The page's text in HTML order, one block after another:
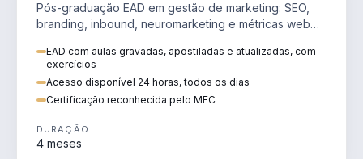
Pós-graduação EAD em gestão de marketing: SEO,
branding, inbound, neuromarketing e métricas web
EAD com aulas gravadas, apostiladas e atualizadas, com
exercícios
Acesso disponível 24 horas, todos os dias
Certificação reconhecida pelo MEC
DURAÇÃO
4 meses